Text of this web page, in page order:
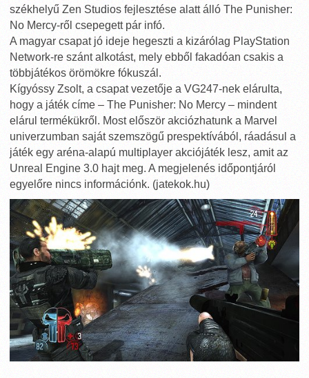
székhelyű Zen Studios fejlesztése alatt álló The Punisher:
No Mercy-ről csepegett pár infó.
A magyar csapat jó ideje hegeszti a kizárólag PlayStation
Network-re szánt alkotást, mely ebből fakadóan csakis a
többjátékos örömökre fókuszál.
Kígyóssy Zsolt, a csapat vezetője a VG247-nek elárulta,
hogy a játék címe – The Punisher: No Mercy – mindent
elárul termékükről. Most először akciózhatunk a Marvel
univerzumban saját szemszögű prespektívából, ráadásul a
játék egy aréna-alapú multiplayer akciójáték lesz, amit az
Unreal Engine 3.0 hajt meg. A megjelenés időpontjáról
egyelőre nincs információnk. (jatekok.hu)